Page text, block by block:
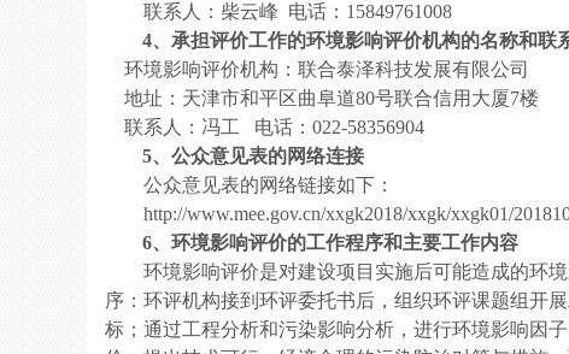
联系人： 柴云峰 电话： 1 5849761008
4、承担评价工作的环境影响评价机构的名称和联
环境影响评价机构： 联合泰泽科技发展有限公司
地址： 天津市和平区曲阜道80号联合信用大厦7楼
联系人： 冯工 电话： 022-58356904
5、公众意见表的网络连接
公众意见表的网络链接如下：
http://www.mee.gov.cn/xxgk2018/xxgk/xxgk01/
6、环境影响评价的工作程序和主要工作内容
环境影响评价是对建设项目实施后可能造成的环
序：环评机构接到环评委托书后，组织环评课题组开
标；通过工程分析和污染影响分析，进行环境影响因